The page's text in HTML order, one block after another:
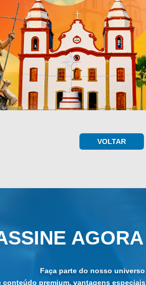
VOLTAR
Faça parte do nosso
conteúdo premium, vantagens